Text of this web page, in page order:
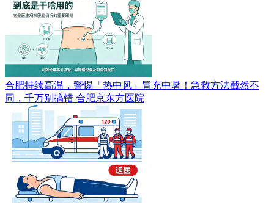
合肥持续高温，警惕「热中风」冒充中暑！急救方法截然不
同，千万别搞错 合肥京东方医院